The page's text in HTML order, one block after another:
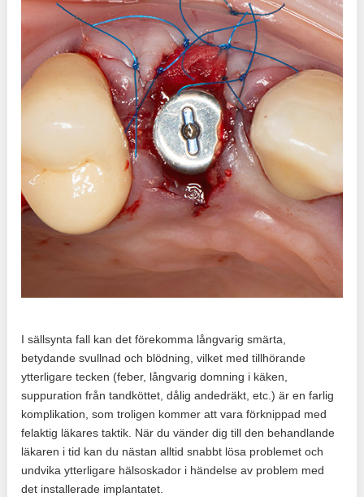
I sällsynta fall kan det förekomma långvarig smärta,
betydande svullnad och blödning, vilket med tillhörande
ytterligare tecken (feber, långvarig domning i käken,
suppuration från tandköttet, dålig andedräkt, etc.) är en farlig
komplikation, som troligen kommer att vara förknippad med
felaktig läkares taktik. När du vänder dig till den behandlande
läkaren i tid kan du nästan alltid snabbt lösa problemet och
undvika ytterligare hälsoskador i händelse av problem med
det installerade implantatet.